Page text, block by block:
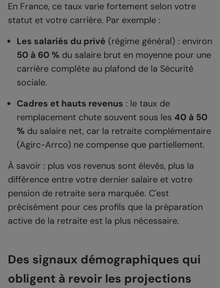
En France, ce taux varie fortement selon votre
statut et votre carrière. Par exemple :
Les salariés du privé (régime général) : environ
50 à 60 % du salaire brut en moyenne pour une
carrière complète au plafond de la Sécurité
sociale.
Cadres et hauts revenus : le taux de
remplacement chute souvent sous les 40 à 50
% du salaire net, car la retraite complémentaire
(Agirc-Arrco) ne compense que partiellement.
À savoir : plus vos revenus sont élevés, plus la
différence entre votre dernier salaire et votre
pension de retraite sera marquée. C'est
précisément pour ces profils que la préparation
active de la retraite est la plus nécessaire.
Des signaux démographiques qui
obligent à revoir les projections